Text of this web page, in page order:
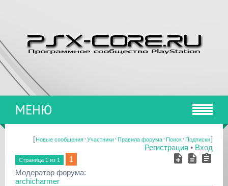
МЕНЮ
[Новые сообщения·Участники·Правила форума·Поиск·Подписки]
Регистрация • Вход
Страница 1 из 1
1
Модератор форума:
archicharmer